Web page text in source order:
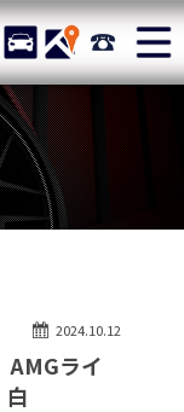
ルセデスベ
STOCK ACCESS 043-
在庫リスト
店舗紹介
アクセスマップ
自動車保険
リクルート
2024.10.12
ライ